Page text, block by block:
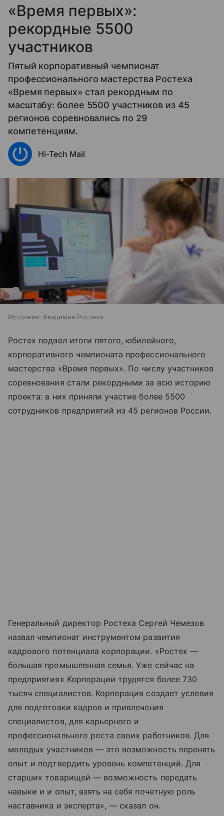
«Время первых»:
рекордные 5500
участников
Пятый корпоративный чемпионат
профессионального мастерства Ростеха
«Время первых» стал рекордным по
масштабу: более 5500 участников из 45
регионов соревновались по 29
компетенциям.
Hi-Tech Mail
Источник: Академия Ростеха
Ростех подвел итоги пятого, юбилейного,
корпоративного чемпионата профессионального
мастерства «Время первых». По числу участников
соревнования стали рекордными за всю историю
проекта: в них приняли участие более 5500
сотрудников предприятий из 45 регионов России.
Генеральный директор Ростеха Сергей Чемезов
назвал чемпионат инструментом развития
кадрового потенциала корпорации. «Ростех —
большая промышленная семья. Уже сейчас на
предприятиях Корпорации трудятся более 730
тысяч специалистов. Корпорация создает условия
для подготовки кадров и привлечения
специалистов, для карьерного и
профессионального роста своих работников. Для
молодых участников — это возможность перенять
опыт и подтвердить уровень компетенций. Для
старших товарищей — возможность передать
навыки и и опыт, взять на себя почетную роль
наставника и эксперта», — сказал он.